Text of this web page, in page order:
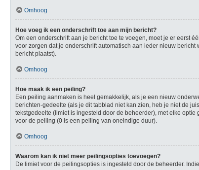
Omhoog
Hoe voeg ik een onderschrift toe aan mijn bericht?
Om een onderschrift aan je bericht toe te voegen, moet je er eerst
voor zorgen dat je onderschrift automatisch aan ieder nieuw
bericht plaatst).
Omhoog
Hoe maak ik een peiling?
Een peiling aanmaken is heel gemakkelijk, als je een nieuw
berichten-gedeelte (als je dit tabblad niet kan zien, heb je niet de
tekstgedeelte (limiet is ingesteld door de beheerder), met elke
voor de peiling (0 is een peiling van oneindige duur).
Omhoog
Waarom kan ik niet meer peilingsopties toevoegen?
De limiet voor de peilingsopties is ingesteld door de beheerder.